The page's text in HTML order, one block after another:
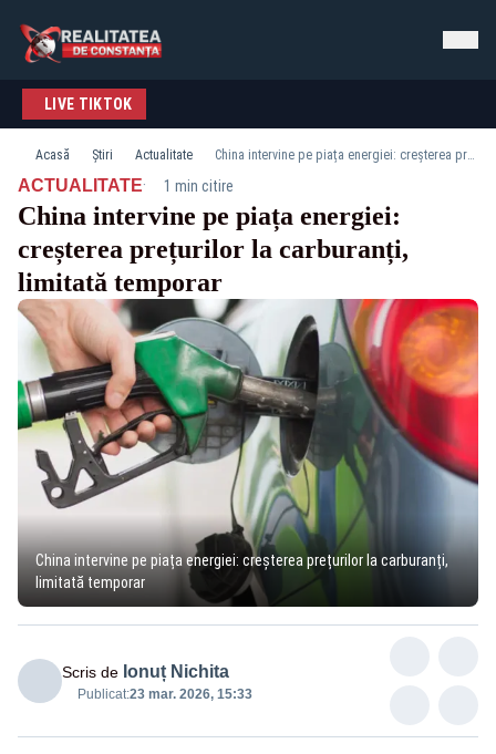
LIVE TIKTOK
Acasă Știri Actualitate China intervine pe piața energiei: creșterea prețurilor la carburanți, limitată temporar
ACTUALITATE· 1 min citire
China intervine pe piața energiei:
creșterea prețurilor la carburanți,
limitată temporar
China intervine pe piața energiei: creșterea prețurilor la carburanți,
limitată temporar
Scris de Ionuț Nichita
Publicat:23 mar. 2026, 15:33